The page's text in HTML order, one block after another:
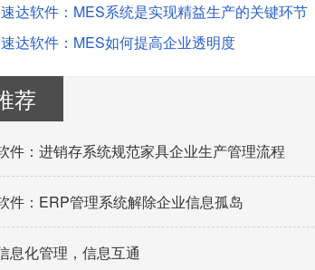
速达软件：MES系统是实现精益生产的关键环节
速达软件：MES如何提高企业透明度
荐
件：进销存系统规范家具企业生产管理流程
件：ERP管理系统解除企业信息孤岛
息化管理，信息互通